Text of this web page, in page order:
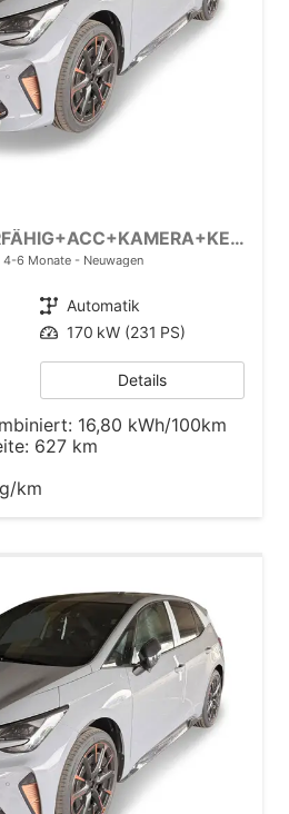
Endurance FÖRDERFÄHIG+ACC+KAMERA+KESSY+LED+19" ALU+KLIMA+FULL LINK
4-6 Monate Neuwagen
Getriebe Automatik
Leistung 170 kW (231 PS)
Details
16,80 kWh/100km
627 km
km